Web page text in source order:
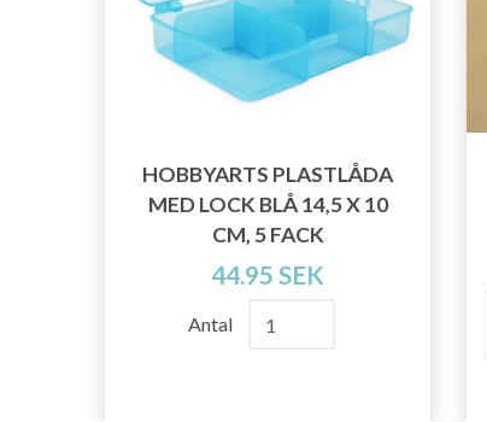
HOBBYARTS PLASTLÅDA
MED LOCK BLÅ 14,5 X 10
CM, 5 FACK
44.95 SEK
Antal